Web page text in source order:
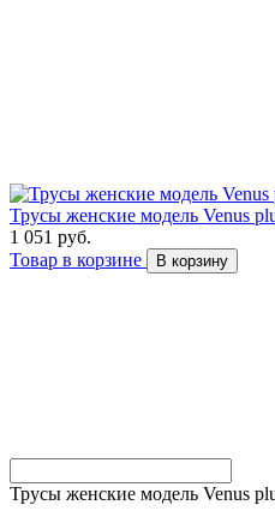
Трусы женские модель Venus
1 051 руб.
Товар в корзине
В корзину
Трусы женские модель Venus